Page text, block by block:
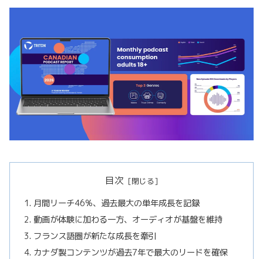
目次
月間リーチ46%、過去最大の単年成長を記録
動画が体験に加わる一方、オーディオが基盤を維持
フランス語圏が新たな成長を牽引
カナダ製コンテンツが過去7年で最大のリードを確保